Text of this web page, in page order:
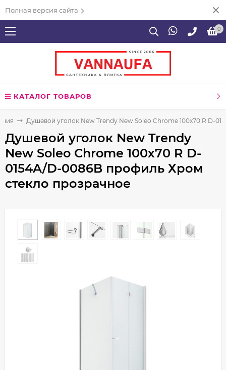
Полная версия сайта
0
КАТАЛОГ ТОВАРОВ
Душевой уголок New Trendy New Soleo Chrome 100х70 R D-
Душевой уголок New Trendy
New Soleo Chrome 100х70 R D-
0154A/D-0086B профиль Хром
стекло прозрачное